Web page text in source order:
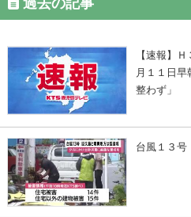
【速報】
月１１日
整わず」
台風１３